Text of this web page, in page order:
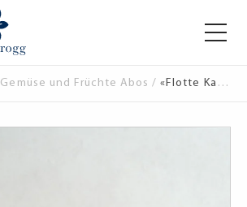
Gemüse und Früchte Abos /«Flotte Karotte» – 2.5 kg frisches Gemüse im Abo von der Wärchbrogg Luzern